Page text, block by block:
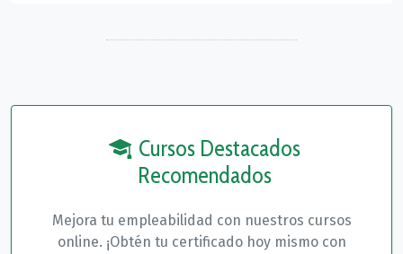
Cursos Destacados
Recomendados
Mejora tu empleabilidad con nuestros cursos
online. ¡Obtén tu certificado hoy mismo con